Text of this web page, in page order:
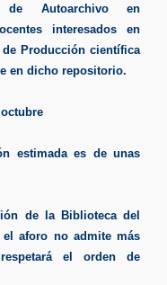
de Autoarchivo en
interesados en
Producción científica
en dicho repositorio.
estimada es de unas
de la Biblioteca del
aforo no admite más
el orden de